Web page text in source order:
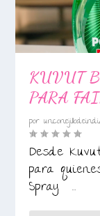
KUVUT
PARA
por
Desde
para
Spray. ...